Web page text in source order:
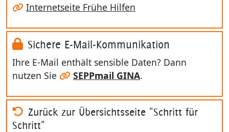
Internetseite Frühe Hilfen
Sichere E-Mail-Kommunikation
Ihre E-Mail enthält sensible Daten? Dann
nutzen Sie
SEPPmail GINA.
Zurück zur Übersichtsseite "Schritt für
Schritt"